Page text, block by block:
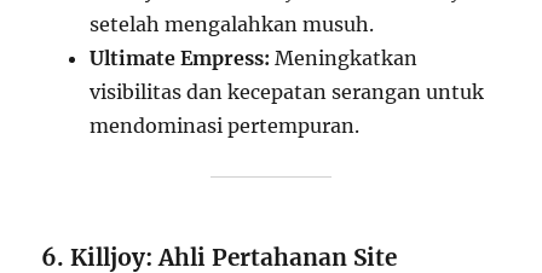
setelah mengalahkan musuh.
Ultimate Empress: Meningkatkan
visibilitas dan kecepatan serangan untuk
mendominasi pertempuran.
6. Killjoy: Ahli Pertahanan Site